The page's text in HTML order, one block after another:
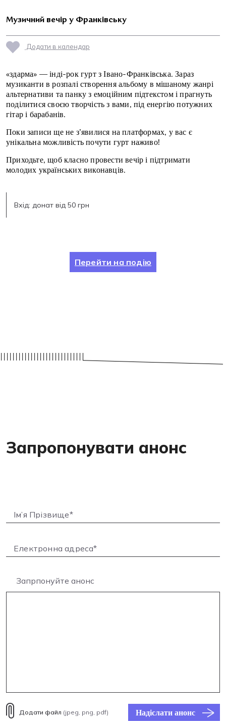
Музичний вечір у Франківську
Додати в календар
«здарма» — інді-рок гурт з Івано-Франківська. Зараз
музиканти в розпалі створення альбому в мішаному жанрі
альтернативи та панку з емоційним підтекстом і прагнуть
поділитися своєю творчість з вами, під енергію потужних
гітар і барабанів.
Поки записи ще не з’явилися на платформах, у вас є
унікальна можливість почути гурт наживо!
Приходьте, щоб класно провести вечір і підтримати
молодих українських виконавців.
Вхід: донат від 50 грн
Перейти на подію
Запропонувати анонс
Запрпонуйте анонс
Додати файл (jpeg, png, pdf) Надіслати анонс